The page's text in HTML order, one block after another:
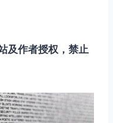
及作者授权，禁止